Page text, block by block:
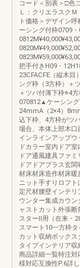
コード＜別表＞□色
Ｌ：クリエラスク
ト価格＞デザイン
ーシング付枠0709・
把手付きH09・
23CFACFE（縦木
ング枠（3方枠）＋
＋ツバ付薄下枠※4
070812▲ケーシン
24mmA（2×4）
込下枠、4方枠がツ
場合、本体上部木口
インラインアップ
ドカラー室内ドア
ドア通風建具ファ
ドアドアプラス玄
材床材床造作材床
ニット手すりロフ
定尺材腰壁インテ
ウンター集成カウ
ャストカット外張
スターⅡ用（在来・
スマート10一方枠
カット収納ボック
タイプインテリア
商品詳細一覧特注
様対応互換性P.6詳